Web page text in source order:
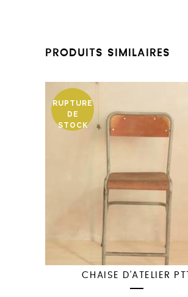
PRODUITS SIMILAIRES
RUPTURE
DE
STOCK
CHAISE D’ATELIER PTT